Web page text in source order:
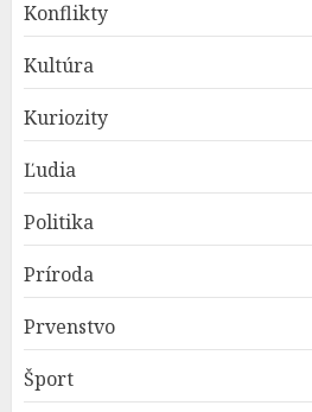
Konflikty
Kultúra
Kuriozity
Ľudia
Politika
Príroda
Prvenstvo
Šport